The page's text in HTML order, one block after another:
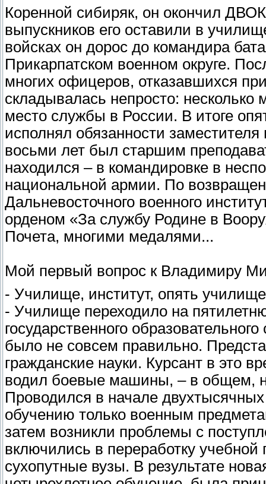
Коренной сибиряк, он окончил
выпускников его оставили в
войсках он дорос до командира
Прикарпатском военном округе.
многих офицеров, отказавшихся
складывалась непросто:
место службы в России. В итоге
исполнял обязанности
восьми лет был старшим
находился – в командировке в
национальной армии. По
Дальневосточного военного
орденом «За службу Родине в
Почета, многими медалями...
Мой первый вопрос к Владимиру
- Училище, институт, опять
- Училище переходило на
государственного
было не совсем правильно.
гражданские науки. Курсант в это
водил боевые машины, – в общем,
Проводился в начале
обучению только военным
затем возникли проблемы с
включились в переработку
сухопутные вузы. В результате